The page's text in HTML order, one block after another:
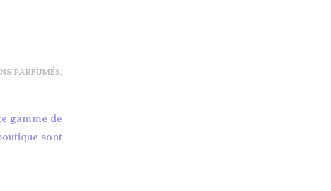
PARFUMÉS,
gamme de
sont